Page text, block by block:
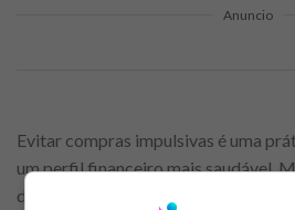
Anuncio
Evitar compras impulsivas é uma
um perfil financeiro mais saudável.
de parcelamento e os incentivos